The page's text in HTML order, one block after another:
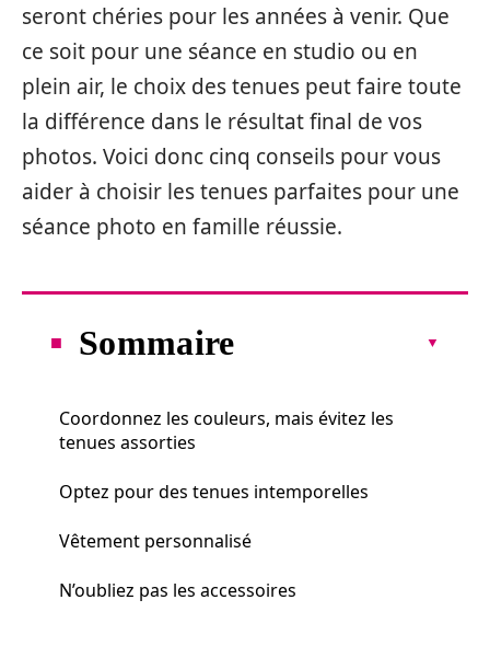
seront chéries pour les années à venir. Que
ce soit pour une séance en studio ou en
plein air, le choix des tenues peut faire toute
la différence dans le résultat final de vos
photos. Voici donc cinq conseils pour vous
aider à choisir les tenues parfaites pour une
séance photo en famille réussie.
Sommaire
Coordonnez les couleurs, mais évitez les
tenues assorties
Optez pour des tenues intemporelles
Vêtement personnalisé
N’oubliez pas les accessoires